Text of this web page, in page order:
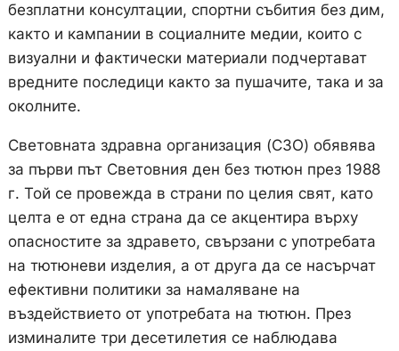
безплатни консултации, спортни събития без дим,
както и кампании в социалните медии, които с
визуални и фактически материали подчертават
вредните последици както за пушачите, така и за
околните.
Световната здравна организация (СЗО) обявява
за първи път Световния ден без тютюн през 1988
г. Той се провежда в страни по целия свят, като
целта е от една страна да се акцентира върху
опасностите за здравето, свързани с употребата
на тютюневи изделия, а от друга да се насърчат
ефективни политики за намаляване на
въздействието от употребата на тютюн. През
изминалите три десетилетия се наблюдава